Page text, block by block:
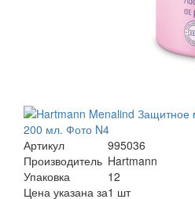
Артикул
995036
Производитель Hartmann
Упаковка
12
Цена указана за1 шт